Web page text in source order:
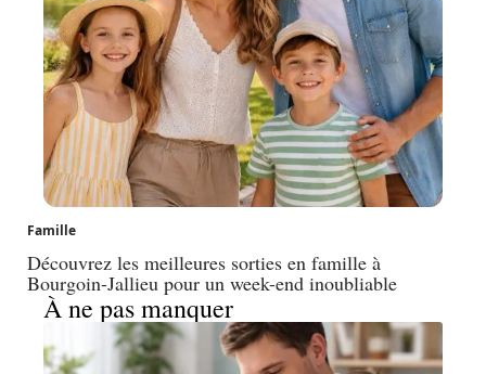
Famille
Découvrez les meilleures sorties en famille à
Bourgoin-Jallieu pour un week-end inoubliable
À ne pas manquer